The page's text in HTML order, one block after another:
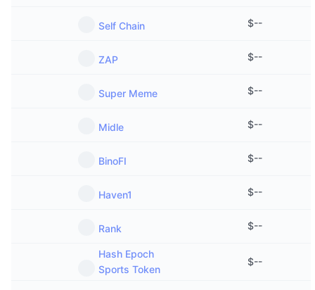
Self Chain $--
ZAP $--
Super Meme $--
Midle $--
BinoFI $--
Haven1 $--
Rank $--
Hash Epoch
Sports Token
$--